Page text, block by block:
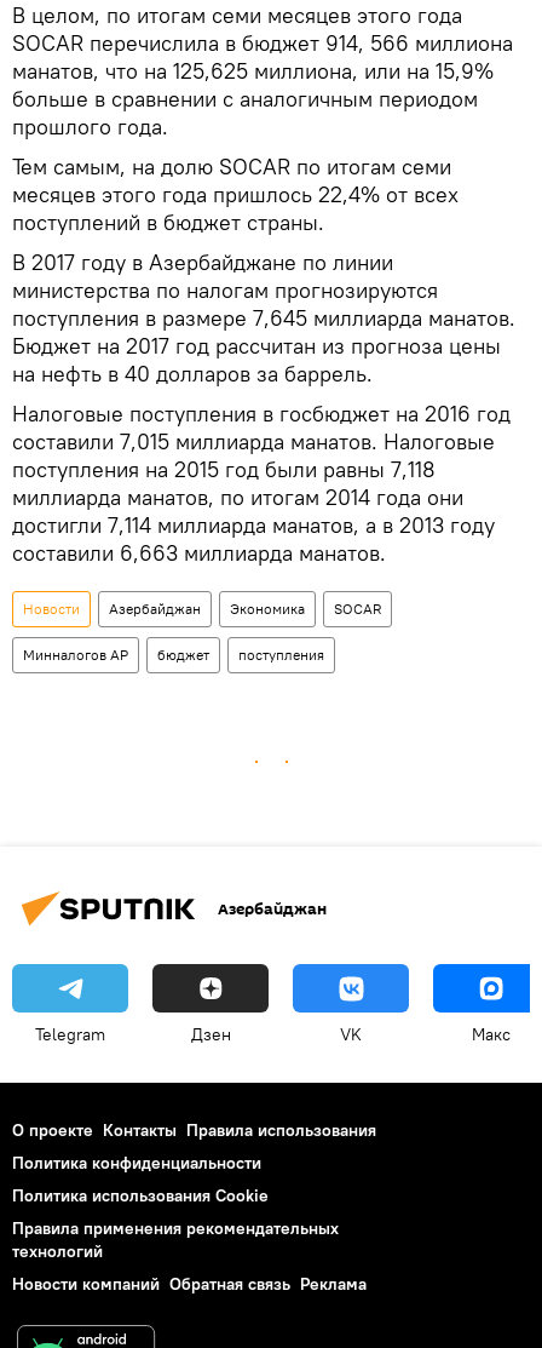
В целом, по итогам семи месяцев этого года
SOCAR перечислила в бюджет 914, 566 миллиона
манатов, что на 125,625 миллиона, или на 15,9%
больше в сравнении с аналогичным периодом
прошлого года.
Тем самым, на долю SOCAR по итогам семи
месяцев этого года пришлось 22,4% от всех
поступлений в бюджет страны.
В 2017 году в Азербайджане по линии
министерства по налогам прогнозируются
поступления в размере 7,645 миллиарда манатов.
Бюджет на 2017 год рассчитан из прогноза цены
на нефть в 40 долларов за баррель.
Налоговые поступления в госбюджет на 2016 год
составили 7,015 миллиарда манатов. Налоговые
поступления на 2015 год были равны 7,118
миллиарда манатов, по итогам 2014 года они
достигли 7,114 миллиарда манатов, а в 2013 году
составили 6,663 миллиарда манатов.
Новости Азербайджан Экономика SOCAR
Минналогов АР бюджет поступления
Азербайджан
Telegram Дзен VK Макс
О проекте Контакты Правила использования
Политика конфиденциальности
Политика использования Cookie
Правила применения рекомендательных
технологий
Новости компаний Обратная связь Реклама